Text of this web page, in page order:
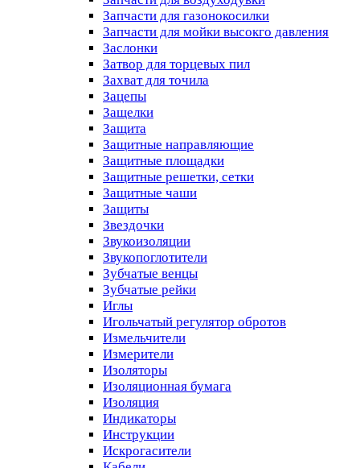
Запчасти для газонокосилки
Запчасти для мойки высокго давления
Заслонки
Затвор для торцевых пил
Захват для точила
Зацепы
Защелки
Защита
Защитные направляющие
Защитные площадки
Защитные решетки, сетки
Защитные чаши
Защиты
Звездочки
Звукоизоляции
Звукопоглотители
Зубчатые венцы
Зубчатые рейки
Иглы
Игольчатый регулятор обротов
Измельчители
Измерители
Изоляторы
Изоляционная бумага
Изоляция
Индикаторы
Инструкции
Искрогасители